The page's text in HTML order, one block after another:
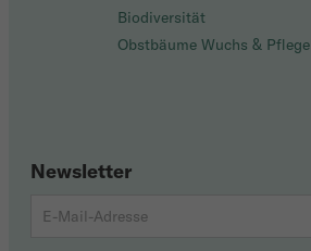
Biodiversität
Obstbäume Wuchs & Pflege
Newsletter